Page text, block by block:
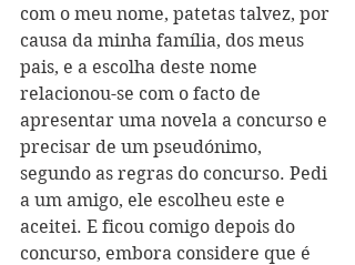
com o meu nome, patetas talvez, por
causa da minha família, dos meus
pais, e a escolha deste nome
relacionou-se com o facto de
apresentar uma novela a concurso e
precisar de um pseudónimo,
segundo as regras do concurso. Pedi
a um amigo, ele escolheu este e
aceitei. E ficou comigo depois do
concurso, embora considere que é